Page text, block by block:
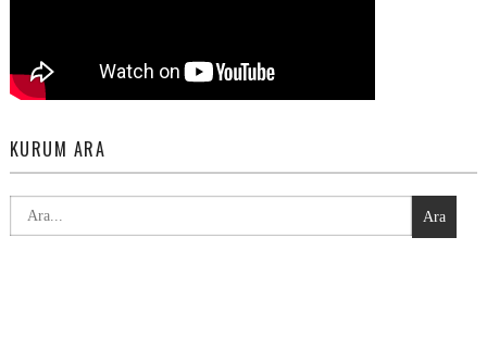
KURUM ARA
Ara